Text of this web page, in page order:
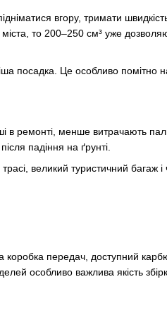
вгору, тримати
то 200–250 см³ уже
посадка. Це особливо помітно
в ремонті, менше витрачають
падіння на ґрунті.
великий туристичний багаж і
коробка передач, доступний
особливо важлива якість